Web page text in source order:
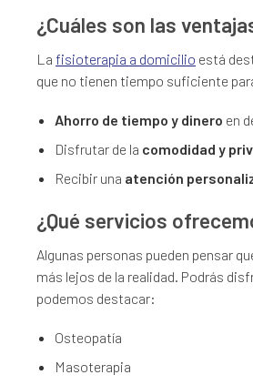
¿Cuáles son las
La fisioterapia a domicilio está
que no tienen tiempo suficiente
Ahorro de tiempo y dinero en
Disfrutar de la comodidad y
Recibir una atención
¿Qué servicios
Algunas personas pueden pensar
más lejos de la realidad. Podrás
podemos destacar:
Osteopatía
Masoterapia